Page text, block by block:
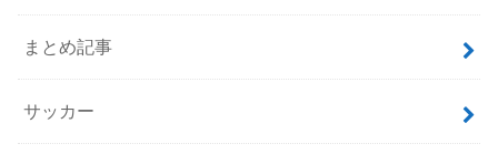
まとめ記事
サッカー